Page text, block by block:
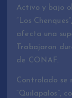
Activo y bajo
“Los
afecta una
Trabajaron
de CONAF.
Controlado se
“Quilapalos”,